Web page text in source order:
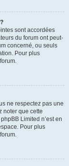
sont accordées
du forum ont peut-
concerné, ou seuls
Pour plus
ne respectez pas une
noter que cette
Limited n’est en
Pour plus